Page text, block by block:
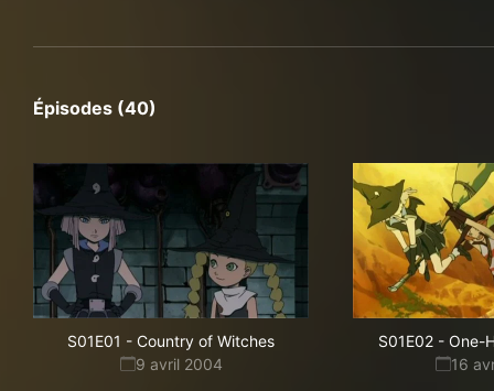
Épisodes (40)
S01E01 - Country of Witches
9 avril 2004
S01E02 - One-
16